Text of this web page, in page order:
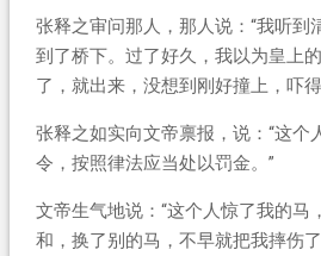
张释之审问那人，那人说：“我听到
到了桥下。过了好久，我以为皇上
了，就出来，没想到刚好撞上，吓
张释之如实向文帝禀报，说：“这个
令，按照律法应当处以罚金。”
文帝生气地说：“这个人惊了我的马
和，换了别的马，不早就把我摔伤